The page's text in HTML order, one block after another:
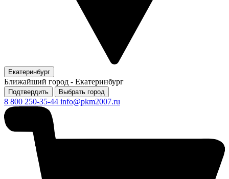
Екатеринбург
Ближайший город - Екатеринбург
Подтвердить Выбрать город
8 800 250-35-44 info@pkm2007.ru